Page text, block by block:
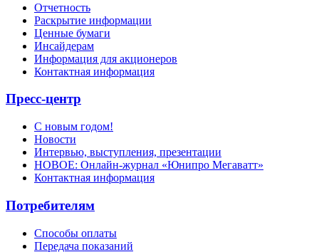
Отчетность
Раскрытие информации
Ценные бумаги
Инсайдерам
Информация для акционеров
Контактная информация
Пресс-центр
С новым годом!
Новости
Интервью, выступления, презентации
НОВОЕ: Онлайн-журнал «Юнипро Мегаватт»
Контактная информация
Потребителям
Способы оплаты
Передача показаний